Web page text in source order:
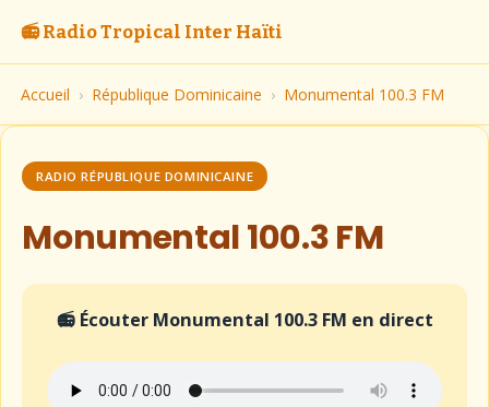
📻 Radio Tropical Inter Haïti
Accueil › République Dominicaine › Monumental 100.3 FM
RADIO RÉPUBLIQUE DOMINICAINE
Monumental 100.3 FM
📻 Écouter Monumental 100.3 FM en direct